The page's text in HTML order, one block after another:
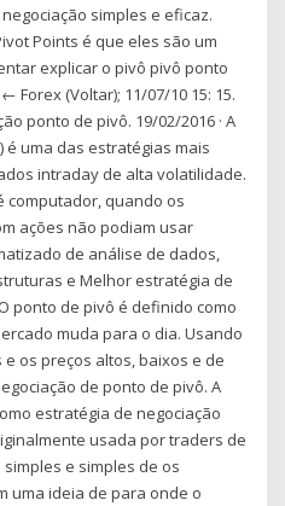
simples e eficaz.
Points é que eles são um
explicar o pivô pivô ponto
Forex (Voltar); 11/07/10 15: 15.
ponto de pivô. 19/02/2016 · A
é uma das estratégias mais
intraday de alta volatilidade.
computador, quando os
ações não podiam usar
de análise de dados,
e Melhor estratégia de
ponto de pivô é definido como
muda para o dia. Usando
os preços altos, baixos e de
de ponto de pivô. A
estratégia de negociação
usada por traders de
e simples de os
uma ideia de para onde o